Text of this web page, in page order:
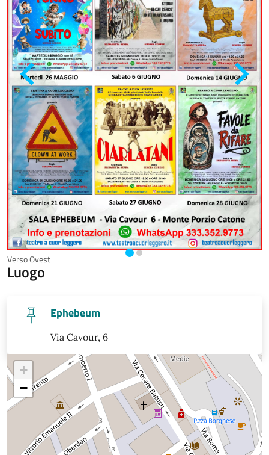
Verso Ovest
Luogo
Ephebeum
Via Cavour, 6
+
−